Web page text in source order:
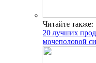
Читайте также:
20 лучших
мочеполовой